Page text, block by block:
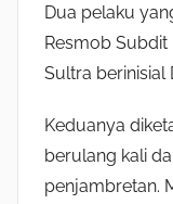
Dua pelaku
Resmob Subdit
Sultra berinisial
Keduanya
berulang kali
penjambretan.